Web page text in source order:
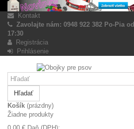
Kontakt
Zavolajte nám: 0948 922 382 Po-Pia
17:30
Registrácia
Prihlásenie
Hľadať
Košík (prázdny)
Žiadne produkty
0,00 € Daň (DPH):